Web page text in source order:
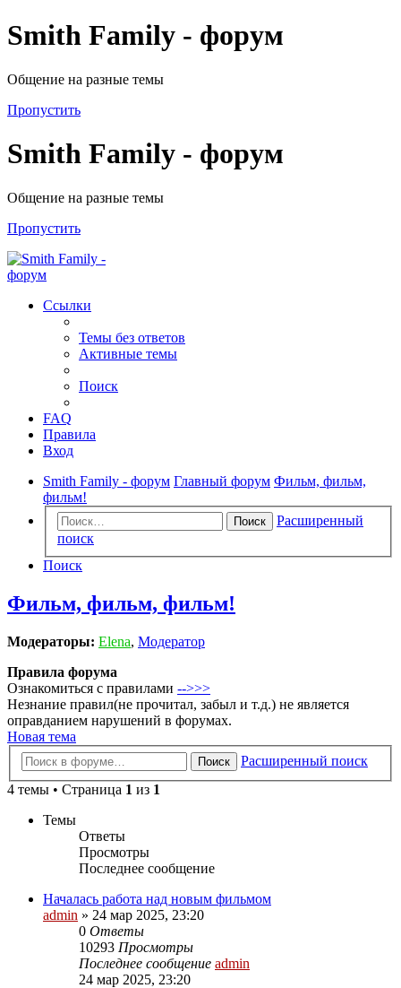
Smith Family - форум
Общение на разные темы
Пропустить
Smith Family - форум
Общение на разные темы
Пропустить
Ссылки
Темы без ответов
Активные темы
Поиск
FAQ
Правила
Вход
Smith Family - форум Главный форум Фильм, фильм,
фильм!
Поиск
Расширенный
поиск
Поиск
Фильм, фильм, фильм!
Модераторы: Elena, Модератор
Правила форума
Ознакомиться с правилами -->>>
Незнание правил(не прочитал, забыл и т.д.) не является
оправданием нарушений в форумах.
Новая тема
Поиск
Расширенный поиск
4 темы • Страница 1 из 1
Темы
Ответы
Просмотры
Последнее сообщение
Началась работа над новым фильмом
admin » 24 мар 2025, 23:20
0 Ответы
10293 Просмотры
Последнее сообщение admin
24 мар 2025, 23:20